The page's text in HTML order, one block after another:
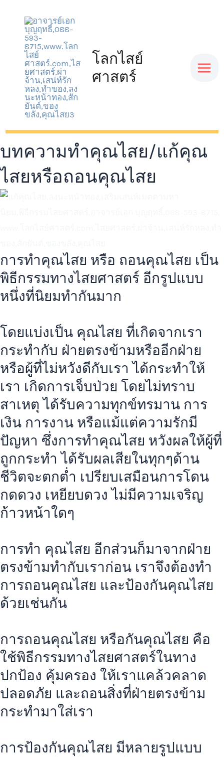
content
โลกไสย์
ศาสตร์
บทความทำคุณไสย/แก้คุณ
ไสยหรือถอนคุณไสย
การทำคุณไสย หรือ ถอนคุณไสย เป็น
พิธีกรรมทางไสยศาสตร์ อีกรูปแบบ
หนึ่งที่นิยมทำกันมาก
โดยแบ่งเป็น คุณไสย ที่เกิดจากเรา
กระทำกับ ฝ่ายตรงข้ามหรืออีกฝ่าย
หรือผู้ที่ไม่หวังดีกับเรา ได้กระทำให้
เรา เกิดการเจ็บป่วย โดยไม่ทราบ
สาเหตุ ได้รับความทุกข์ทรมาน การ
เงิน การงาน หรือแม้แต่ความรักมี
ปัญหา ซึ่งการทำคุณไสย หวังผลให้ผู้ที่
ถูกกระทำ ได้รับผลเสียในทุกๆด้าน
ชีวิตจะตกต่ำ เปรียบเสมือนการโดน
กดดวง เหยียบดวง ไม่มีความเจริญ
ก้าวหน้าใดๆ
การทำ คุณไสย อีกส่วนก็มาจากฝ่าย
ตรงข้ามทำกับเราก่อน เราจึงต้องทำ
การถอนคุณไสย และป้องกันคุณไสย
ด้วยเช่นกัน
การถอนคุณไสย หรือกันคุณไสย คือ
ใช้พิธีกรรมทางไสยศาสตร์ในทาง
ปกป้อง คุ้มครอง ให้เราแคล้วคลาด
ปลอดภัย และถอนสิ่งที่ฝ่ายตรงข้าม
กระทำมาใส่เรา
การป้องกันคุณไสย มีหลายรูปแบบ